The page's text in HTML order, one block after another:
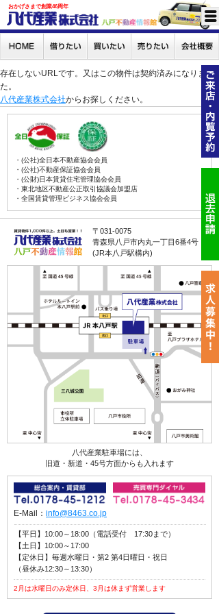
おかげさまで創業46周年
存在しないURLです。又はこの物件は契約済みになりまし
た。
八代産業株式会社からお探しください。
・(公社)全日本不動産協会会員
・(公社)不動産保証協会会員
・(公財)日本賃貸住宅管理協会会員
・東北地区不動産公正取引協議会加盟店
・全国賃貸管理ビジネス協会会員
〒031-0075
青森県八戸市内丸一丁目6番4号
(JR本八戸駅構内)
八代産業駐車場には、
旧道・新道・45号方面からも入れます
E-Mail： info@8463.co.jp
【平日】10:00～18:00（電話受付 17:30まで）
【土日】10:00～17:00
【定休日】毎週水曜日・第2 第4日曜日・祝日
（昼休み12:30～13:30）
2月は水曜日のみ定休日、3月は休まず営業します